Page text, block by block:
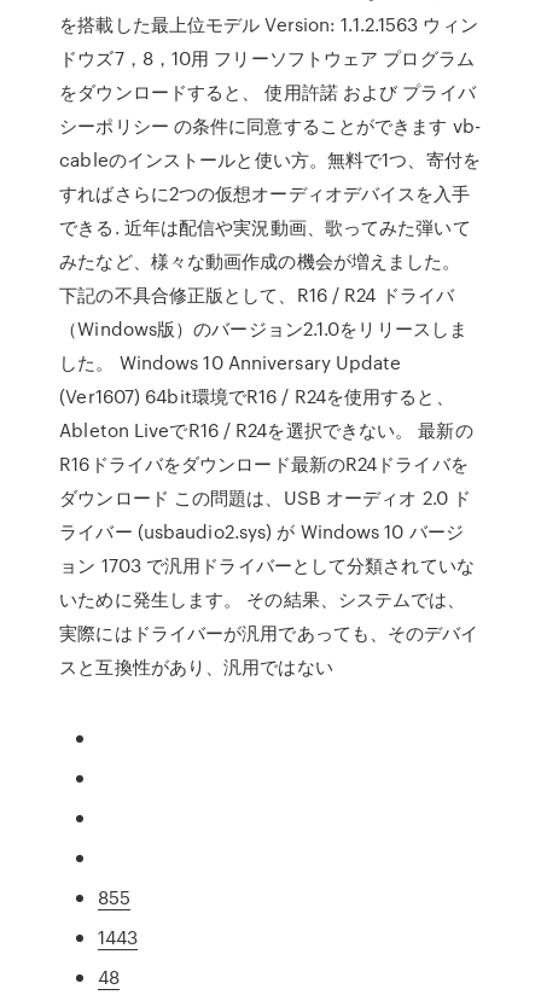
を搭載した最上位モデル Version: 1.1.2.1563 ウィン
ドウズ7，8，10用 フリーソフトウェア プログラム
をダウンロードすると、 使用許諾 および プライバ
シーポリシー の条件に同意することができます vb-
cableのインストールと使い方。無料で1つ、寄付を
すればさらに2つの仮想オーディオデバイスを入手
できる. 近年は配信や実況動画、歌ってみた弾いて
みたなど、様々な動画作成の機会が増えました。
下記の不具合修正版として、R16 / R24 ドライバ
（Windows版）のバージョン2.1.0をリリースしま
した。 Windows 10 Anniversary Update
(Ver1607) 64bit環境でR16 / R24を使用すると、
Ableton LiveでR16 / R24を選択できない。 最新の
R16ドライバをダウンロード最新のR24ドライバを
ダウンロード この問題は、USB オーディオ 2.0 ド
ライバー (usbaudio2.sys) が Windows 10 バージ
ョン 1703 で汎用ドライバーとして分類されていな
いために発生します。 その結果、システムでは、
実際にはドライバーが汎用であっても、そのデバイ
スと互換性があり、汎用ではない
855
1443
48